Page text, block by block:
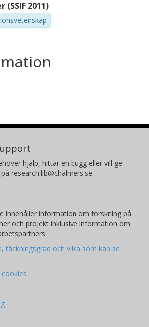
2011)
hjälp, hittar en bugg eller vill ge
research.lib@chalmers.se.
innehåller information om forskning på
och projekt inklusive information om
täckningsgrad och vilka som kan se